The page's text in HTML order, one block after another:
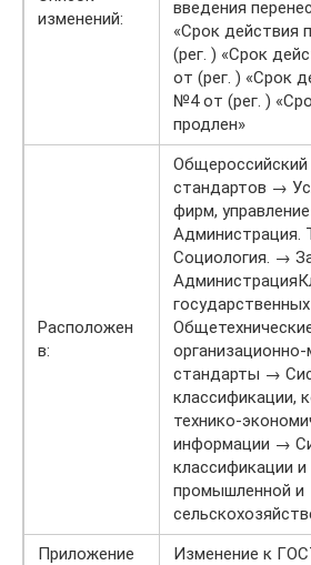
изменений:
введения
«Срок действия
(рег. ) «Срок
от (рег. ) «Срок
№4 от (рег. )
продлен»
Расположен
в:
стандартов →
фирм,
Администрация.
Социология. →
стандарты →
классификации,
технико-
информации →
классификации
промышленной и
Приложение
Изменение к